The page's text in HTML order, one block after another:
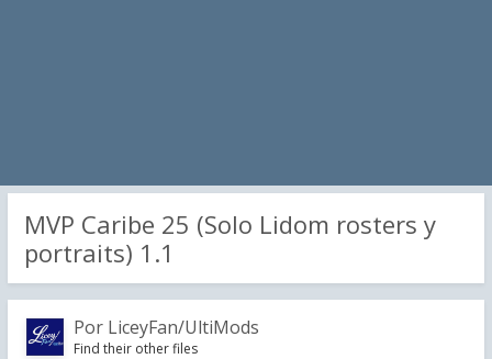
MVP Caribe 25 (Solo Lidom rosters y
portraits) 1.1
Por LiceyFan/UltiMods
Find their other files